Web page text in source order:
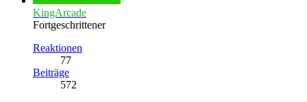
KingArcade
Fortgeschrittener
Reaktionen
77
Beiträge
572